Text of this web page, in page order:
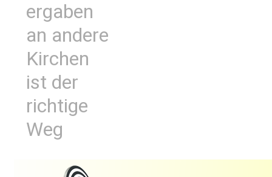
ergaben
an andere
Kirchen
ist der
richtige
Weg